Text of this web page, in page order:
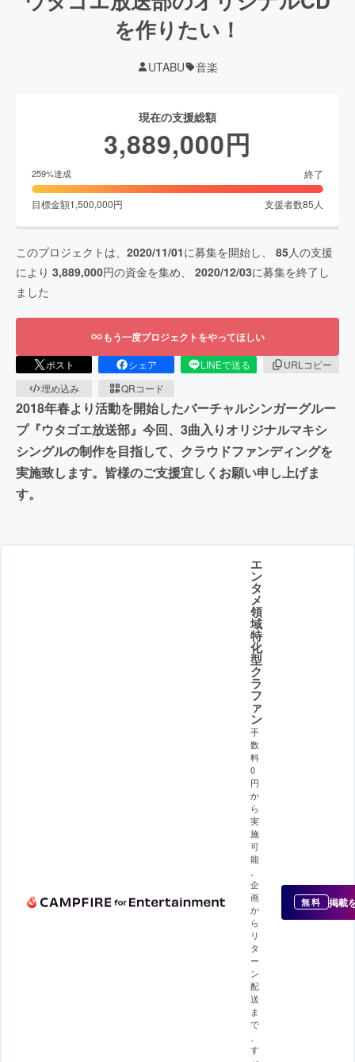
を作りたい！
UTABU 音楽
現在の支援総額
3,889,000円
259%達成 終了
目標金額1,500,000円 支援者数85 人
このプロジェクトは、 2020/11/01に募集を開始し、 85人の支援
により 3,889,000円の資金を集め、 2020/12/03に募集を終了し
ました
もう一度プロジェクトをやってほしい
ポスト シェア LINEで送る
URLコピー
埋め込み
QRコード
2018年春より活動を開始したバーチャルシンガーグルー
プ『ウタゴエ放送部』今回、3曲入りオリジナルマキシ
シングルの制作を目指して、クラウドファンディングを
実施致します。皆様のご支援宜しくお願い申し上げま
す。
エ
ン
タ
メ
領
域
特
化
型
ク
ラ
フ
ァ
ン
手
数
料
0
円
か
ら
実
施
可
能
企
画
か
ら
リ
タ
ー
ン
配
送
ま
で
す
無料 掲載